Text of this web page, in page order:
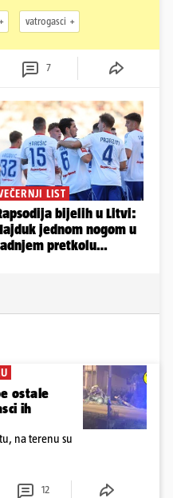
vatrogasci
7
ostale
ih
na terenu su
12